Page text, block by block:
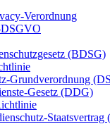
Verordnung
(BDSG)
Grundverordnung
Gesetz (DDG)